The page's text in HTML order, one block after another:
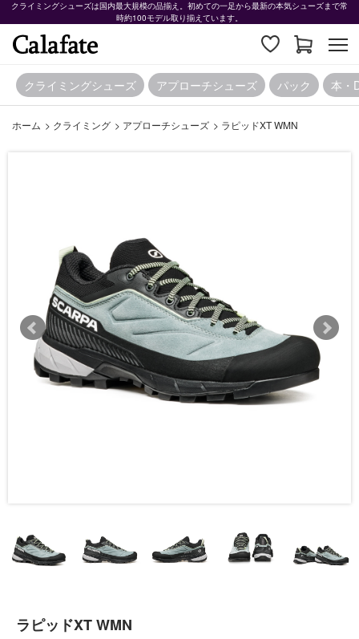
クライミングシューズは国内最大規模の品揃え。初めての一足から最新の本気シューズまで常
時約100モデル取り揃えています。
クライミングシューズ アプローチシューズ パック 本・
ホーム > クライミング > アプローチシューズ > ラピッドXT WMN
ラピッドXT WMN